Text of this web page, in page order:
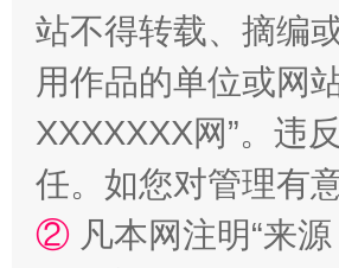
国家大学科技园优化重塑工作
站不得转载、摘编
用作品的单位或网
XXXXXXX网”。违
任。如您对管理有
② 凡本网注明“来